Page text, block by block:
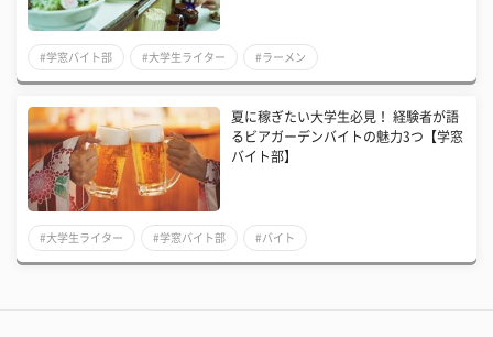
#学窓バイト部 #大学生ライター #ラーメン
夏に稼ぎたい大学生必見！ 経験者が語
るビアガーデンバイトの魅力3つ【学窓
バイト部】
#大学生ライター #学窓バイト部 #バイト